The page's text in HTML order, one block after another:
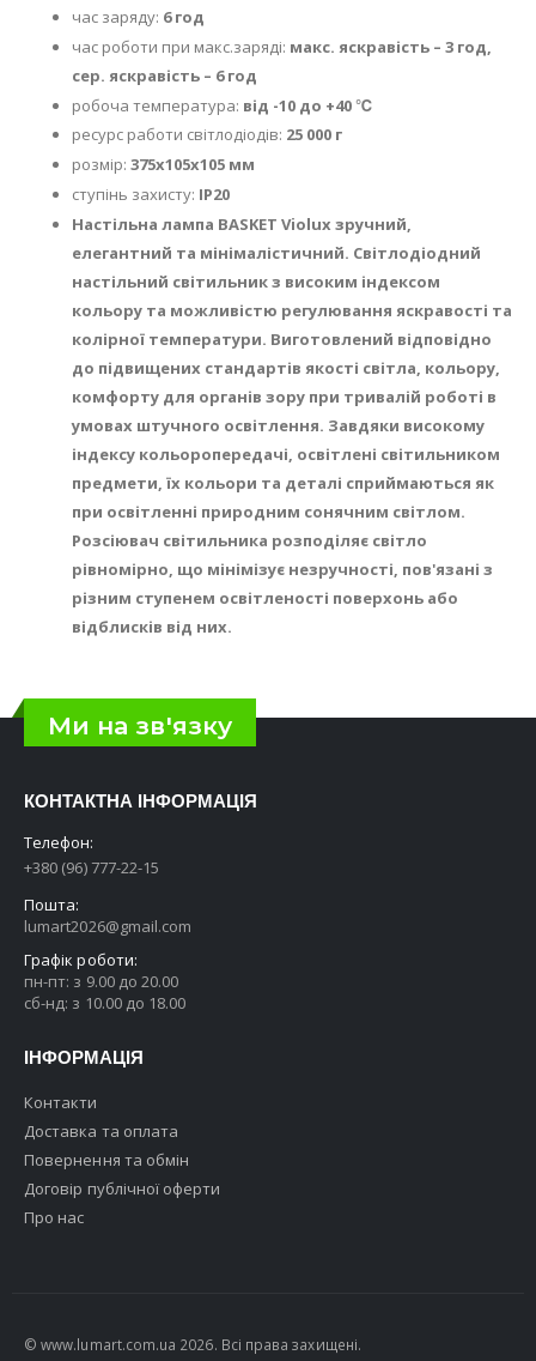
час заряду: 6 год
час роботи при макс.заряді: макс. яскравість – 3 год,
сер. яскравість – 6 год
робоча температура: від -10 до +40 ℃
ресурс работи світлодіодів: 25 000 г
розмір: 375х105х105 мм
ступінь захисту: IP20
Настільна лампа BASKET Violux зручний,
елегантний та мінімалістичний. Світлодіодний
настільний світильник з високим індексом
кольору та можливістю регулювання яскравості та
колірної температури. Виготовлений відповідно
до підвищених стандартів якості світла, кольору,
комфорту для органів зору при тривалій роботі в
умовах штучного освітлення. Завдяки високому
індексу кольоропередачі, освітлені світильником
предмети, їх кольори та деталі сприймаються як
при освітленні природним сонячним світлом.
Розсіювач світильника розподіляє світло
рівномірно, що мінімізує незручності, пов'язані з
різним ступенем освітленості поверхонь або
відблисків від них.
Ми на зв'язку
КОНТАКТНА ІНФОРМАЦІЯ
Телефон:
+380 (96) 777-22-15
Пошта:
lumart2026@gmail.com
Графік роботи:
пн-пт: з 9.00 до 20.00
сб-нд: з 10.00 до 18.00
ІНФОРМАЦІЯ
Контакти
Доставка та оплата
Повернення та обмін
Договір публічної оферти
Про нас
© www.lumart.com.ua 2026. Всі права захищені.